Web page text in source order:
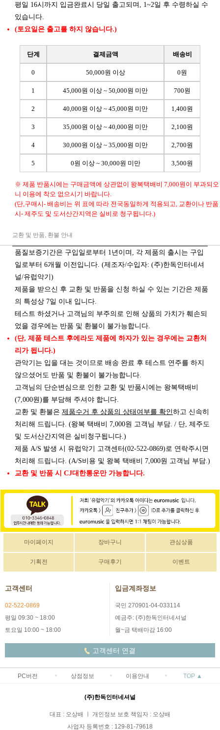
평일 16시까지 입금완료시 당일 출고되며, 1~2일 후 수령하실 수
있습니다.
(토요일은 출고를 하지 않습니다.)
단계 결제금액 배송비
0 50,000원 이상 0원
1 45,000원 이상 ~ 50,000원 미만 700원
2 40,000원 이상 ~ 45,000원 미만 1,400원
3 35,000원 이상 ~ 40,000원 미만 2,100원
4 30,000원 이상 ~ 35,000원 미만 2,700원
5 0원 이상 ~ 30,000원 미만 3,500원
※ 제품 반품시에는 구매금액에 상관없이 왕복택배비 7,000원이 부과되오
니 이용에 착오 없으시기 바랍니다.
(단,구매시- 배송비는 위 표에 따라 전국동일하게 적용되고, 교환이나 반품
시- 제주도 및 도서산간지역은 실비로 청구됩니다.)
교환 및 반품, 환불 안내
품질보증기간은 구입일로부터 1년이며, 각 제품의 출시는 구입
일로부터 6개월 이전입니다. (제조자/수입자: (주)한독인터네셔
널/유럽악기)
제품을 받으신 후 교환 및 반품을 신청 하실 수 있는 기간은 제품
의 특성상 7일 이내 입니다.
테스트 하셨거나 고객님의 부주의로 인해 상품의 가치가 훼손되
었을 경우에는 반품 및 환불이 불가능합니다.
(단, 제품 테스트 후에라도 제품에 하자가 있는 경우에는 교환처
리가 됩니다.)
관악기는 입을 대는 것이므로 배송 완료 후 테스트 연주를 하지
않으셨어도 반품 및 환불이 불가능합니다.
고객님의 단순변심으로 인한 교환 및 반품시에는 왕복택배비
(7,000원)를 부담해 주셔야 합니다.
교환 및 환불은 제품수거 후 상품의 상태여부를 확인하고 신속히
처리해 드립니다. (왕복 택배비 7,000원 고객님 부담. / 단, 제주도
및 도서산간지역은 실비청구됩니다.)
제품 A/S 발생 시 유럽악기 고객센터(02-522-0869)로 연락주시면
처리해 드립니다. (A/S비용 및 왕복 택배비 7,000원 고객님 부담.)
교환 및 반품 시 CJ대한통운만 가능합니다.
마이페이지 장바구니 관심상품
기획전 구매후기 이벤트
고객센터
02-522-0869
평일 09:30 ~ 18:00
토요일 10:00 ~ 18:00
입금계좌정보
국민 270901-04-033114
예금주: (주)한독인터네셔널
월~금 택배마감 16:00
고객센터 연결
PC버전 상점정보 이용안내 TOP ▲
(주)한독인터네셔널
대표 : 오상배 ㅣ 개인정보 보호 책임자 : 오상배
사업자 등록번호 : 129-81-79618